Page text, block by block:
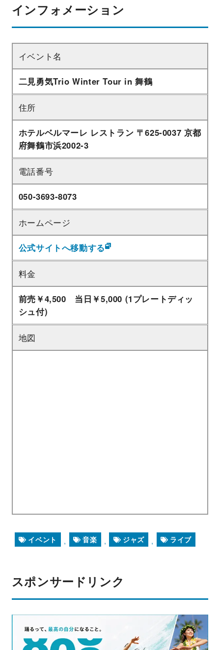
インフォメーション
イベント名
二見勇気Trio Winter Tour in 舞鶴
住所
ホテルベルマーレ レストラン 〒625-0037 京都
府舞鶴市浜2002-3
電話番号
050-3693-8073
ホームページ
公式サイトへ移動する
料金
前売￥4,500 当日￥5,000 (1プレートディッ
シュ付)
地図
イベント , 音楽 , ジャズ , ライブ
スポンサードリンク